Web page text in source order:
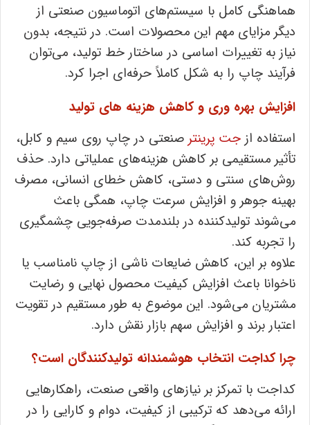
هماهنگی کامل با سیستم‌های اتوماسیون صنعتی از
دیگر مزایای مهم این محصولات است. در نتیجه، بدون
نیاز به تغییرات اساسی در ساختار خط تولید، می‌توان
فرآیند چاپ را به شکل کاملاً حرفه‌ای اجرا کرد.
افزایش بهره‌ وری و کاهش هزینه‌ های تولید
استفاده از جت پرینترصنعتی در چاپ روی سیم و کابل،
تأثیر مستقیمی بر کاهش هزینه‌های عملیاتی دارد. حذف
روش‌های سنتی و دستی، کاهش خطای انسانی، مصرف
بهینه جوهر و افزایش سرعت چاپ، همگی باعث
می‌شوند تولیدکننده در بلندمدت صرفه‌جویی چشمگیری
را تجربه کند.
علاوه بر این، کاهش ضایعات ناشی از چاپ نامناسب یا
ناخوانا باعث افزایش کیفیت محصول نهایی و رضایت
مشتریان می‌شود. این موضوع به طور مستقیم در تقویت
اعتبار برند و افزایش سهم بازار نقش دارد.
چرا کداجت انتخاب هوشمندانه تولیدکنندگان است؟
کداجت با تمرکز بر نیازهای واقعی صنعت، راهکارهایی
ارائه می‌دهد که ترکیبی از کیفیت، دوام و کارایی را در